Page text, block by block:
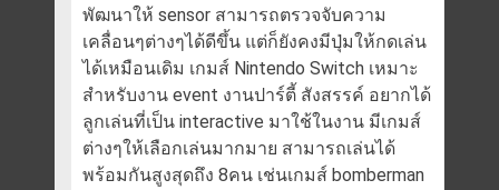
พัฒนาให้ sensor สามารถตรวจจับความ
เคลื่อนๆต่างๆได้ดีขึ้น แต่ก็ยังคงมีปุ่มให้กดเล่น
ได้เหมือนเดิม เกมส์ Nintendo Switch เหมาะ
สำหรับงาน event งานปาร์ตี้ สังสรรค์ อยากได้
ลูกเล่นที่เป็น interactive มาใช้ในงาน มีเกมส์
ต่างๆให้เลือกเล่นมากมาย สามารถเล่นได้
พร้อมกันสูงสุดถึง 8คน เช่นเกมส์ bomberman